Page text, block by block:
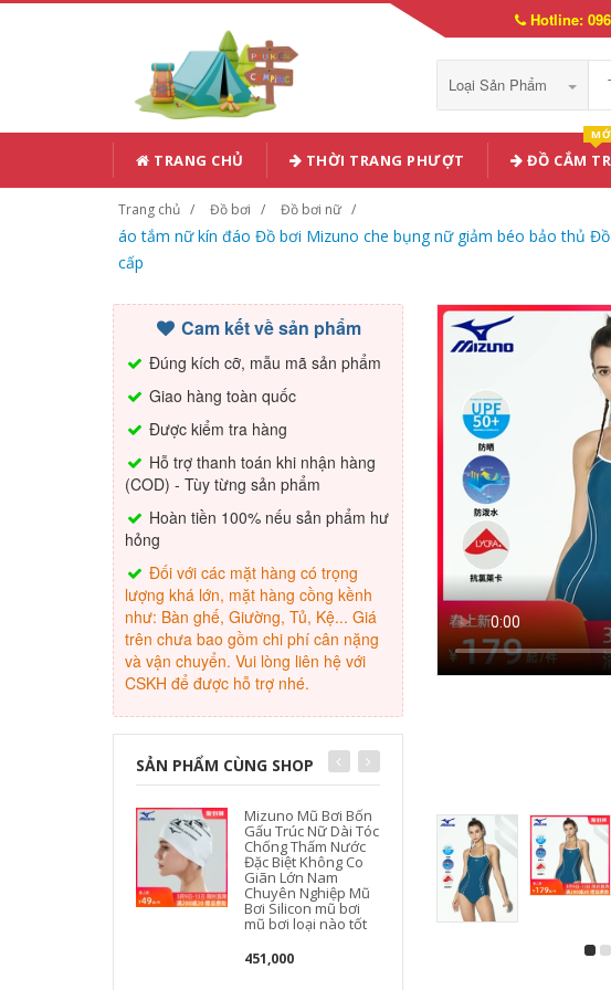
Hotline:
Loại Sản Phẩm
TRANG CHỦ THỜI TRANG PHƯỢT ĐỒ CẮM
Trang chủ Đồ bơi Đồ bơi nữ
áo tắm nữ kín đáo Đồ bơi Mizuno che bụng nữ giảm béo bảo thủ
cấp
Cam kết về sản phẩm
Đúng kích cỡ, mẫu mã sản phẩm
Giao hàng toàn quốc
Được kiểm tra hàng
Hỗ trợ thanh toán khi nhận hàng
(COD) - Tùy từng sản phẩm
Hoàn tiền 100% nếu sản phẩm hư
hỏng
Đối với các mặt hàng có trọng
lượng khá lớn, mặt hàng cồng kềnh
như: Bàn ghế, Giường, Tủ, Kệ... Giá
trên chưa bao gồm chi phí cân nặng
và vận chuyển. Vui lòng liên hệ với
CSKH để được hỗ trợ nhé.
SẢN PHẨM CÙNG SHOP
Mizuno Mũ Bơi Bốn
Gấu Trúc Nữ Dài Tóc
Chống Thấm Nước
Đặc Biệt Không Co
Giãn Lớn Nam
Chuyên Nghiệp Mũ
Bơi Silicon mũ bơi
mũ bơi loại nào tốt
451,000
Mũ bơi Mizuno vải
PU nữ 2024 mới
chuyên nghiệp
chống thấm nước
không giãn tóc dài
bảo vệ tai người lớn
mũ bơi nón bơi tyr
mũ đi bơi